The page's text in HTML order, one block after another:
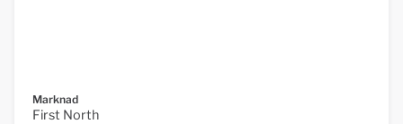
Marknad
First North